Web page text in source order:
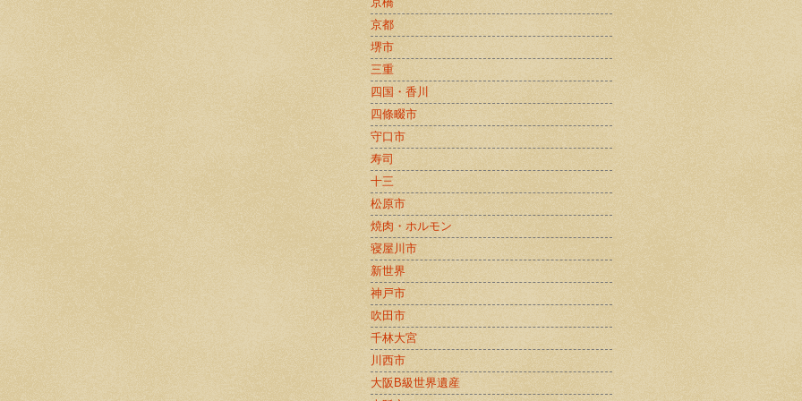
京都
堺市
三重
四国・香川
四條畷市
守口市
寿司
十三
松原市
焼肉・ホルモン
寝屋川市
新世界
神戸市
吹田市
千林大宮
川西市
大阪B級世界遺産